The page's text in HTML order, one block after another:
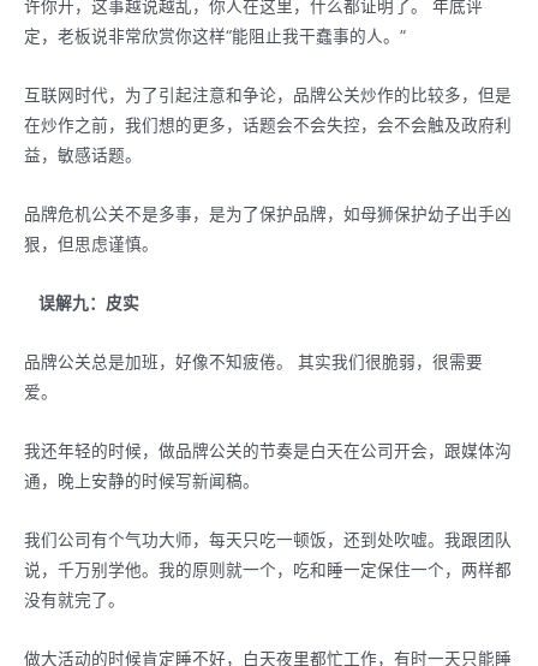
许你开，这事越说越乱，你人在这里，什么都证明了。 年底评
定，老板说非常欣赏你这样“能阻止我干蠢事的人。”
互联网时代，为了引起注意和争论，品牌公关炒作的比较多，但是
在炒作之前，我们想的更多，话题会不会失控，会不会触及政府利
益，敏感话题。
品牌危机公关不是多事，是为了保护品牌，如母狮保护幼子出手凶
狠，但思虑谨慎。
误解九：皮实
品牌公关总是加班，好像不知疲倦。 其实我们很脆弱，很需要
爱。
我还年轻的时候，做品牌公关的节奏是白天在公司开会，跟媒体沟
通，晚上安静的时候写新闻稿。
我们公司有个气功大师，每天只吃一顿饭，还到处吹嘘。我跟团队
说，千万别学他。我的原则就一个，吃和睡一定保住一个，两样都
没有就完了。
做大活动的时候肯定睡不好，白天夜里都忙工作，有时一天只能睡